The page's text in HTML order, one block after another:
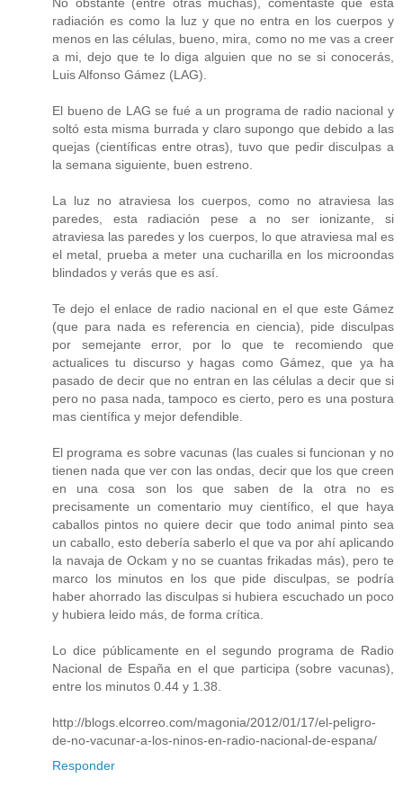
radiación es como la luz y que no entra en los cuerpos y
menos en las células, bueno, mira, como no me vas a creer
a mi, dejo que te lo diga alguien que no se si conocerás,
Luis Alfonso Gámez (LAG).
El bueno de LAG se fué a un programa de radio nacional y
soltó esta misma burrada y claro supongo que debido a las
quejas (científicas entre otras), tuvo que pedir disculpas a
la semana siguiente, buen estreno.
La luz no atraviesa los cuerpos, como no atraviesa las
paredes, esta radiación pese a no ser ionizante, si
atraviesa las paredes y los cuerpos, lo que atraviesa mal es
el metal, prueba a meter una cucharilla en los microondas
blindados y verás que es así.
Te dejo el enlace de radio nacional en el que este Gámez
(que para nada es referencia en ciencia), pide disculpas
por semejante error, por lo que te recomiendo que
actualices tu discurso y hagas como Gámez, que ya ha
pasado de decir que no entran en las células a decir que si
pero no pasa nada, tampoco es cierto, pero es una postura
mas científica y mejor defendible.
El programa es sobre vacunas (las cuales si funcionan y no
tienen nada que ver con las ondas, decir que los que creen
en una cosa son los que saben de la otra no es
precisamente un comentario muy científico, el que haya
caballos pintos no quiere decir que todo animal pinto sea
un caballo, esto debería saberlo el que va por ahí aplicando
la navaja de Ockam y no se cuantas frikadas más), pero te
marco los minutos en los que pide disculpas, se podría
haber ahorrado las disculpas si hubiera escuchado un poco
y hubiera leido más, de forma crítica.
Lo dice públicamente en el segundo programa de Radio
Nacional de España en el que participa (sobre vacunas),
entre los minutos 0.44 y 1.38.
http://blogs.elcorreo.com/magonia/2012/01/17/el-peligro-
de-no-vacunar-a-los-ninos-en-radio-nacional-de-espana/
Responder